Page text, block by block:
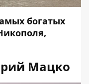
богатых
Мацко